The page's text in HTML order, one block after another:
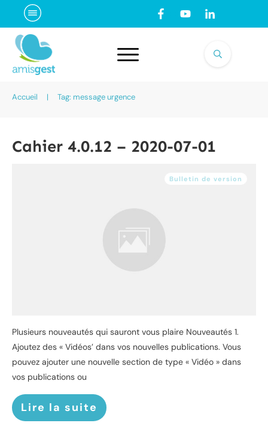
Accueil | Tag: message urgence
Cahier 4.0.12 – 2020-07-01
Bulletin de version
Plusieurs nouveautés qui sauront vous plaire Nouveautés 1.
Ajoutez des « Vidéos’ dans vos nouvelles publications. Vous
pouvez ajouter une nouvelle section de type « Vidéo » dans
vos publications ou
Lire la suite